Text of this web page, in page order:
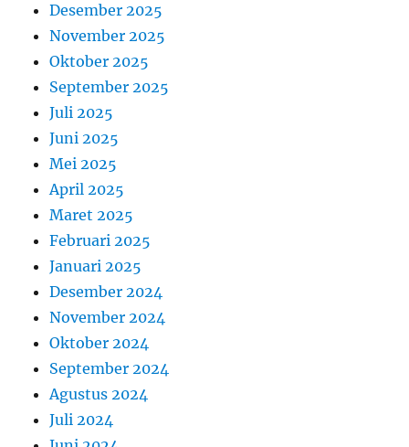
Desember 2025
November 2025
Oktober 2025
September 2025
Juli 2025
Juni 2025
Mei 2025
April 2025
Maret 2025
Februari 2025
Januari 2025
Desember 2024
November 2024
Oktober 2024
September 2024
Agustus 2024
Juli 2024